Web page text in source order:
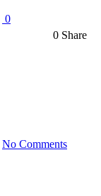
0
0 Share
No Commentsfür